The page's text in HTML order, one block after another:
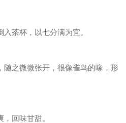
茶杯，以七分满为宜。
之微微张开，很像雀鸟的喙，形
回味甘甜。